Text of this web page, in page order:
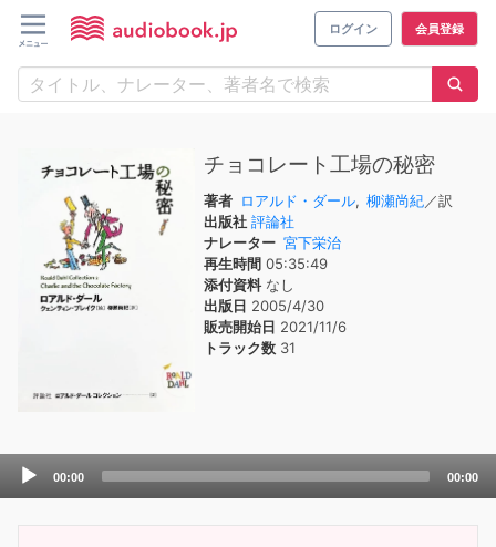
ログイン 会員登録
チョコレート工場の秘密
著者 ロアルド・ダール, 柳瀬尚紀／訳
出版社 評論社
ナレーター 宮下栄治
再生時間 05:35:49
添付資料なし
出版日 2005/4/30
販売開始日 2021/11/6
トラック数 31
Audio
00:00 00:00